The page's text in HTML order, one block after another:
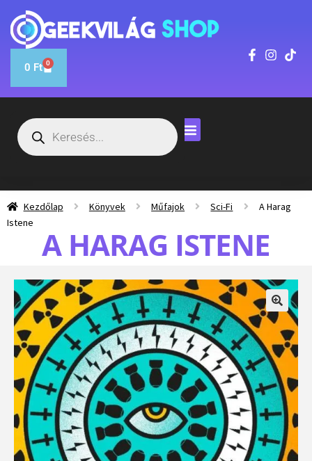
0 Ft 0
Kezdőlap Könyvek Műfajok Sci-Fi
A Harag
Istene
A HARAG ISTENE